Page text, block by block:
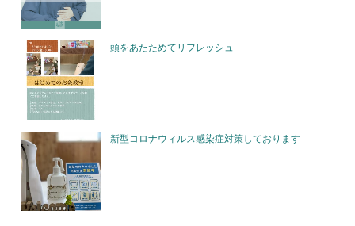
頭をあたためてリフレッシュ
新型コロナウィルス感染症対策しております